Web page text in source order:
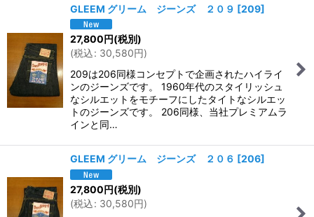
GLEEM グリーム ジーンズ ２０９ [209]
27,800円(税別)
(税込: 30,580円)
209は206同様コンセプトで企画されたハイライ
ンのジーンズです。 1960年代のスタイリッシュ
なシルエットをモチーフにしたタイトなシルエッ
トのジーンズです。 206同様、当社プレミアムラ
インと同…
GLEEM グリーム ジーンズ ２０６ [206]
27,800円(税別)
(税込: 30,580円)